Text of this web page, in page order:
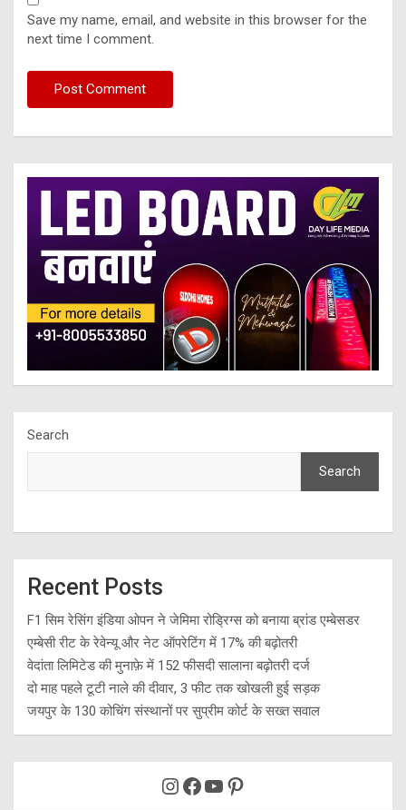
Save my name, email, and website in this browser for the
next time I comment.
Search
Search
Recent Posts
F1 सिम रेसिंग इंडिया ओपन ने जेमिमा रोड्रिग्स को बनाया ब्रांड एम्बेसडर
एम्बेसी रीट के रेवेन्यू और नेट ऑपरेटिंग में 17% की बढ़ोतरी
वेदांता लिमिटेड की मुनाफ़े में 152 फीसदी सालाना बढ़ोतरी दर्ज
दो माह पहले टूटी नाले की दीवार, 3 फीट तक खोखली हुई सड़क
जयपुर के 130 कोचिंग संस्थानों पर सुप्रीम कोर्ट के सख्त सवाल
Instagram
Facebook
YouTube
Pinterest